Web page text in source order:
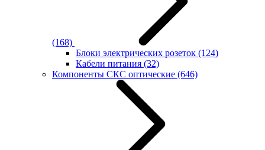
(168)
Блоки электрических розеток (124)
Кабели питания (32)
Компоненты СКС оптические (646)